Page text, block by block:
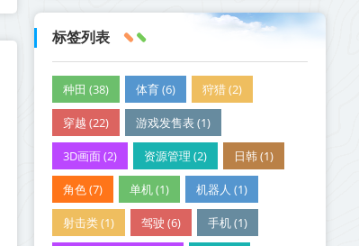
标签列表
种田 (38) 体育 (6) 狩猎 (2)
穿越 (22) 游戏发售表 (1)
3D画面 (2) 资源管理 (2) 日韩 (1)
角色 (7) 单机 (1) 机器人 (1)
射击类 (1) 驾驶 (6) 手机 (1)